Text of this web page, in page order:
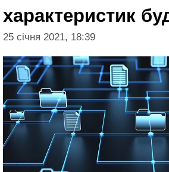
характеристик
25 січня 2021, 18:39